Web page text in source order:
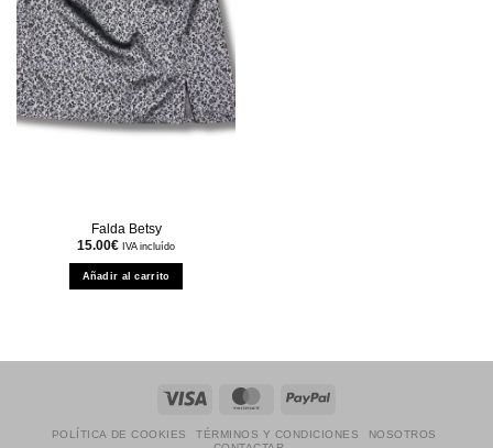
Falda Betsy
15.00€ IVA incluído
Añadir al carrito
MasterCardPayPal
POLÍTICA DE COOKIES TÉRMINOS Y CONDICIONES
NOSOTROS